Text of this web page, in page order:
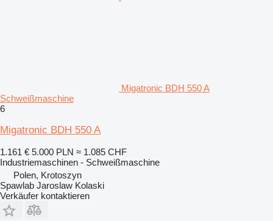
Migatronic BDH 550 A
Schweißmaschine
6
Migatronic BDH 550 A
1.161 € 5.000 PLN ≈ 1.085 CHF
Industriemaschinen - Schweißmaschine
Polen, Krotoszyn
Spawlab Jaroslaw Kolaski
Verkäufer kontaktieren